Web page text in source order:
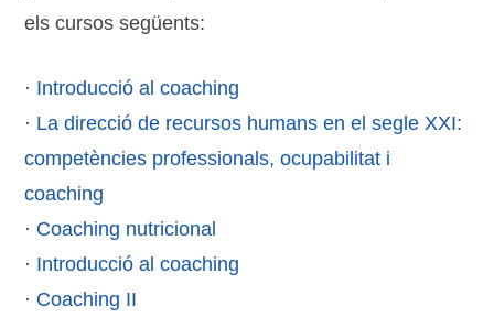
els cursos següents:
· Introducció al coaching
· La direcció de recursos humans en el segle XXI:
competències professionals, ocupabilitat i
coaching
· Coaching nutricional
· Introducció al coaching
· Coaching II